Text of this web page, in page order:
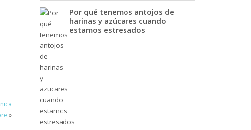
»
Por qué tenemos antojos de
harinas y azúcares cuando
estamos estresados